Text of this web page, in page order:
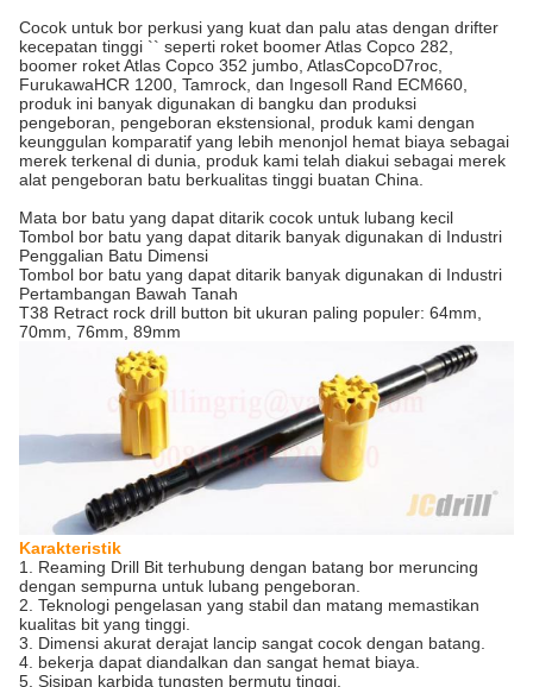
Cocok untuk bor perkusi yang kuat dan palu atas dengan drifter
kecepatan tinggi `` seperti roket boomer Atlas Copco 282,
boomer roket Atlas Copco 352 jumbo, AtlasCopcoD7roc,
FurukawaHCR 1200, Tamrock, dan Ingesoll Rand ECM660,
produk ini banyak digunakan di bangku dan produksi
pengeboran, pengeboran ekstensional, produk kami dengan
keunggulan komparatif yang lebih menonjol hemat biaya sebagai
merek terkenal di dunia, produk kami telah diakui sebagai merek
alat pengeboran batu berkualitas tinggi buatan China.
Mata bor batu yang dapat ditarik cocok untuk lubang kecil
Tombol bor batu yang dapat ditarik banyak digunakan di Industri
Penggalian Batu Dimensi
Tombol bor batu yang dapat ditarik banyak digunakan di Industri
Pertambangan Bawah Tanah
T38 Retract rock drill button bit ukuran paling populer: 64mm,
70mm, 76mm, 89mm
Karakteristik
1. Reaming Drill Bit terhubung dengan batang bor meruncing
dengan sempurna untuk lubang pengeboran.
2. Teknologi pengelasan yang stabil dan matang memastikan
kualitas bit yang tinggi.
3. Dimensi akurat derajat lancip sangat cocok dengan batang.
4. bekerja dapat diandalkan dan sangat hemat biaya.
5. Sisipan karbida tungsten bermutu tinggi.